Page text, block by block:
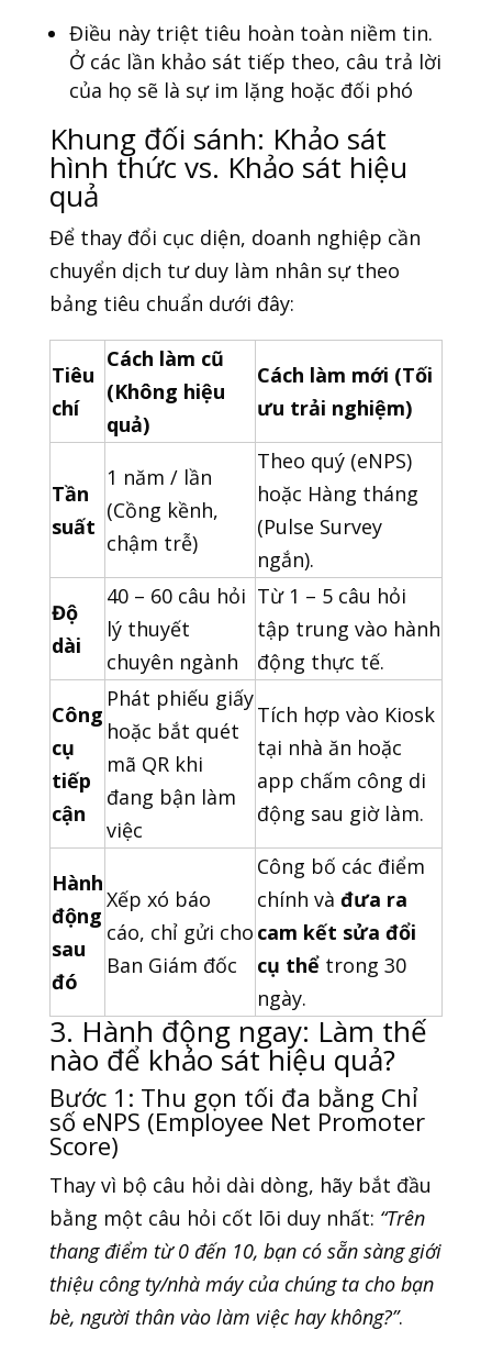
Điều này triệt tiêu hoàn toàn niềm tin.
Ở các lần khảo sát tiếp theo, câu trả lời
của họ sẽ là sự im lặng hoặc đối phó
Khung đối sánh: Khảo sát
hình thức vs. Khảo sát hiệu
quả
Để thay đổi cục diện, doanh nghiệp cần
chuyển dịch tư duy làm nhân sự theo
bảng tiêu chuẩn dưới đây:
Tiêu
chí
Cách làm cũ
(Không hiệu
quả)
Cách làm mới (Tối
ưu trải nghiệm)
Tần
suất
1 năm / lần
(Cồng kềnh,
chậm trễ)
Theo quý (eNPS)
hoặc Hàng tháng
(Pulse Survey
ngắn).
Độ
dài
40 – 60 câu hỏi
lý thuyết
chuyên ngành
Từ 1 – 5 câu hỏi
tập trung vào hành
động thực tế.
Công
cụ
tiếp
cận
Phát phiếu giấy
hoặc bắt quét
mã QR khi
đang bận làm
việc
Tích hợp vào Kiosk
tại nhà ăn hoặc
app chấm công di
động sau giờ làm.
Hành
động
sau
đó
Xếp xó báo
cáo, chỉ gửi cho
Ban Giám đốc
Công bố các điểm
chính và đưa ra
cam kết sửa đổi
cụ thểtrong 30
ngày.
3. Hành động ngay: Làm thế
nào để khảo sát hiệu quả?
Bước 1: Thu gọn tối đa bằng Chỉ
số eNPS (Employee Net Promoter
Score)
Thay vì bộ câu hỏi dài dòng, hãy bắt đầu
bằng một câu hỏi cốt lõi duy nhất: “Trên
thang điểm từ 0 đến 10, bạn có sẵn sàng giới
thiệu công ty/nhà máy của chúng ta cho bạn
bè, người thân vào làm việc hay không?”.